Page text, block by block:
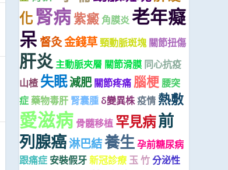
化腎病紫癜 角膜炎 老年癡
呆 督灸金錢草頸動脈斑塊 關節扭傷
肝炎 主動脈夾層 關節滑膜 同心抗疫
山楂 失眠減肥 關節疼痛 腦梗 腰突
症 藥物毒肝 腎囊腫 δ變異株疫情熱敷
愛滋病 骨髓移植 罕見病前
列腺癌淋巴結養生孕前糖尿病
跟痛症 安裝假牙新冠診療 玉 竹分泌性